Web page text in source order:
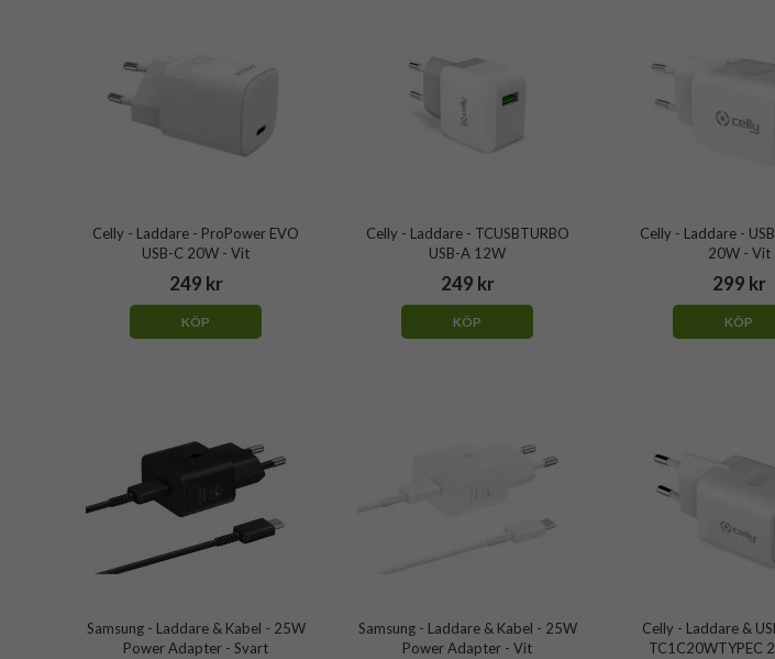
Celly - Laddare - ProPower EVO
USB-C 20W - Vit
249 kr
KÖP
Celly - Laddare - TCUSBTURBO
USB-A 12W
249 kr
KÖP
Celly - Laddare -
20W - Vit
299 kr
KÖP
Samsung - Laddare & Kabel - 25W
Power Adapter - Svart
Samsung - Laddare & Kabel - 25W
Power Adapter - Vit
Celly - Laddare &
TC1C20WTYPEC